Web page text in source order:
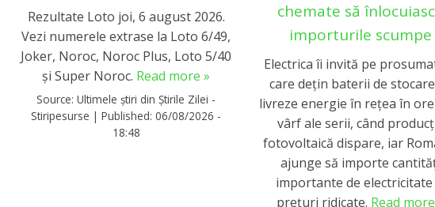
Rezultate Loto joi, 6 august 2026.
Vezi numerele extrase la Loto 6/49,
Joker, Noroc, Noroc Plus, Loto 5/40
și Super Noroc. Read more »
Source:Ultimele știri din Știrile Zilei -
Stiripesurse |Published:06/08/2026 -
18:48
chemate să
importurile scumpe
Electrica îi invită pe
care dețin baterii de
livreze energie în rețea în
vârf ale serii, când
fotovoltaică dispare, iar
ajunge să importe
importante de electricitate
prețuri ridicate. Read